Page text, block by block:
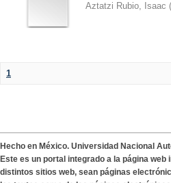
Aztatzi Rubio, Isaac (
1
Hecho en México. Universidad Nacional
Este es un portal integrado a la página
distintos sitios web, sean páginas